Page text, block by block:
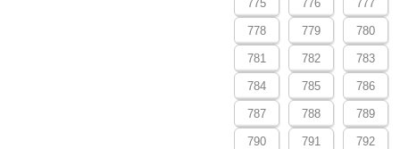
775 776 777
778 779 780
781 782 783
784 785 786
787 788 789
790 791 792